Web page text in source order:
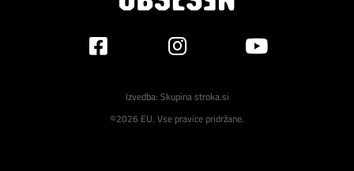
Izvedba: Skupina stroka.si
©2026 EU. Vse pravice pridržane.